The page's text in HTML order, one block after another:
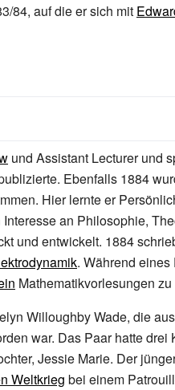
84, auf die er sich mit
und Assistant Lecturer und
Ebenfalls 1884
Hier lernte er
an Philosophie,
und entwickelt. 1884
. Während
Mathematikvorlesungen
Willoughby Wade, die
war. Das Paar hatte
Jessie Marie. Der
Weltkrieg bei einem